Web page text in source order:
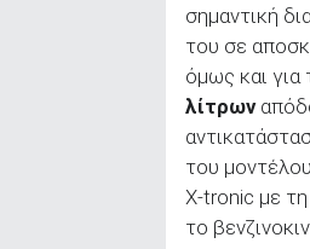
σημαντική
του σε
όμως και για
λίτρων
του
X-tronic με
το